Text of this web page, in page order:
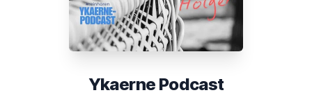
Ykaerne Podcast